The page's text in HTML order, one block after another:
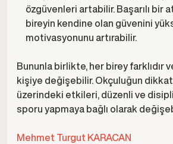
özgüvenleri artabilir. Başarılı bir
bireyin kendine olan güvenini
motivasyonunu artırabilir.
Bununla birlikte, her birey farklıdır
kişiye değişebilir. Okçuluğun
üzerindeki etkileri, düzenli ve
sporu yapmaya bağlı olarak
Mehmet Turgut KARACAN